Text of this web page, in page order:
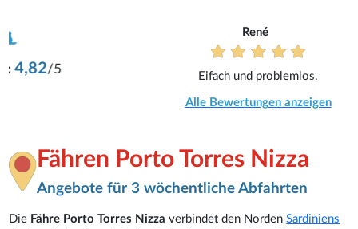
Eifach und problemlos.
Alle Bewertungen anzeigen
Fähren Porto Torres Nizza
Angebote für 3 wöchentliche Abfahrten
Die Fähre Porto Torres Nizza verbindet den NordenSardiniens